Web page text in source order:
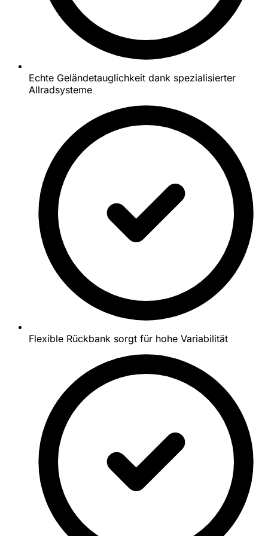
Echte Geländetauglichkeit dank spezialisierter
Allradsysteme
Flexible Rückbank sorgt für hohe Variabilität